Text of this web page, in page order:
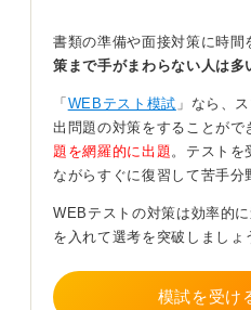
服装が選考の評価に影響す
大丈夫です。テストはパソコ
もしトラブルが起きた場合、
いときなどは、すぐに監視
い。
テストセンターでは、事前
ので、それをしっかり確認し
書類の準備や面接対策に時間
策まで手がまわらない人は多
「 WEBテスト模試 」なら、
出問題の対策をすることがで
題を網羅的に出題 。テストを
ながらすぐに復習して苦手分
WEBテストの対策は効率的
を入れて選考を突破しましょ
模試を受け